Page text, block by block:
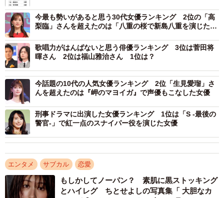
2022年ウェディングドレス姿が似合う＆もう一度見たい芸能人ランキン
今最も勢いがあると思う30代女優ランキング 2位の「高
梨臨」さんを超えたのは「八重の桜で新島八重を演じた女
歌唱力がはんぱないと思う俳優ランキング 3位は菅田将
暉さん 2位は福山雅治さん 1位は？
今話題の10代の人気女優ランキング 2位「生見愛瑠」さ
んを超えたのは『岬のマヨイガ』で声優もこなした女優
刑事ドラマに出演した女優ランキング 1位は「S -最後の
警官-」で紅一点のスナイパー役を演じた女優
エンタメ サブカル 恋愛
もしかしてノーパン？ 素肌に黒ストッキング
とハイレグ ちとせよしの写真集「 大胆なカ